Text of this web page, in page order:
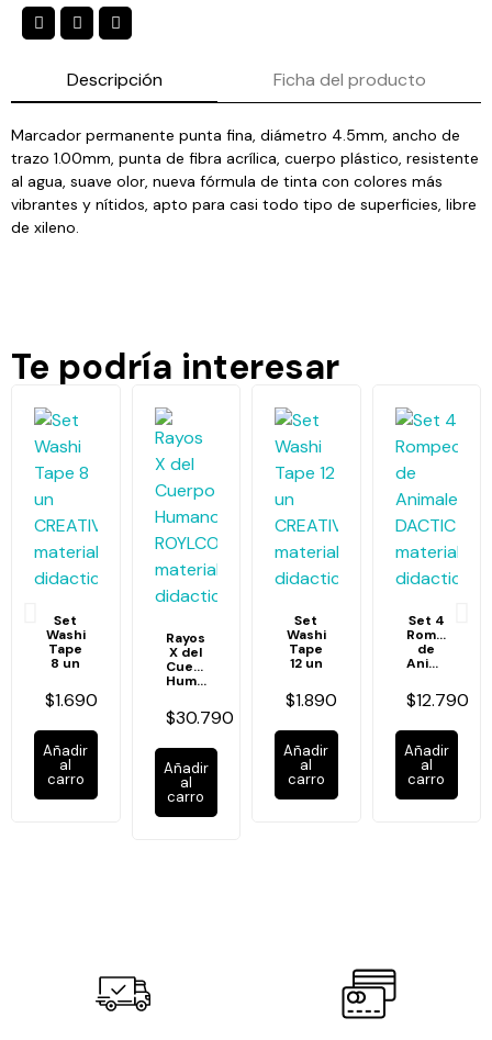
Descripción Ficha del producto
Marcador permanente punta fina, diámetro 4.5mm, ancho de
trazo 1.00mm, punta de fibra acrílica, cuerpo plástico, resistente
al agua, suave olor, nueva fórmula de tinta con colores más
vibrantes y nítidos, apto para casi todo tipo de superficies, libre
de xileno.
Te podría interesar
Set
Washi
Tape
8 un
$1.690
Añadir
al
carro
Rayos
X del
Cuerpo
Humano
$30.790
Añadir
al
carro
Set
Washi
Tape
12 un
$1.890
Añadir
al
carro
Set 4
de
Animales
$12.790
Añadir
al
carro